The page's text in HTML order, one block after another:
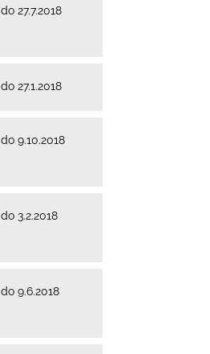
do 27.7.2018
do 27.1.2018
do 9.10.2018
do 3.2.2018
do 9.6.2018